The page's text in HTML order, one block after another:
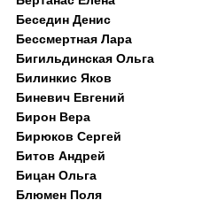
Беседин Денис
Бессмертная Лара
Бигильдинская Ольга
Билинкис Яков
Биневич Евгений
Бирон Вера
Бирюков Сергей
Битов Андрей
Бицан Ольга
Блюмен Поля